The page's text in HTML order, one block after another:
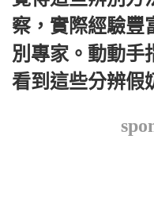
察，實際經驗豐
別專家。動動手
看到這些分辨假